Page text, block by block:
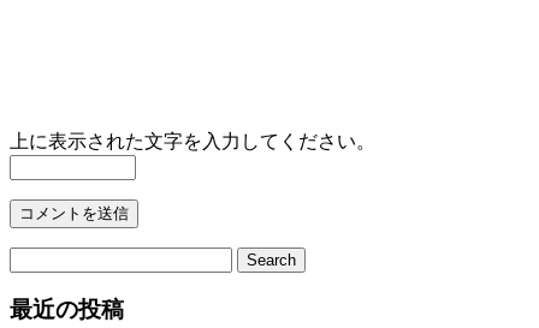
上に表示された文字を入力してください。
最近の投稿